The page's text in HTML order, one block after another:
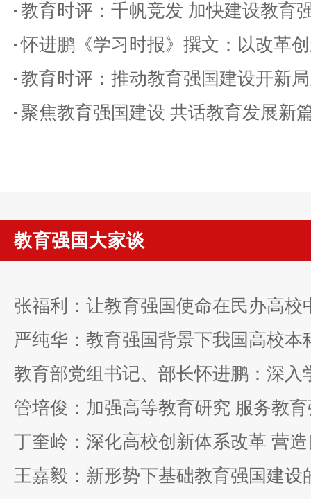
教育时评：千帆竞发 加快建设教育
怀进鹏《学习时报》撰文：以改革创新精神贯
教育时评：推动教育强国建设开新
聚焦教育强国建设 共话教育发展新篇——教育政策与规划专业委员会第三届
教育强国大家谈
张福利：让教育强国使命在民办高校
管培俊：加强高等教育研究 服务教